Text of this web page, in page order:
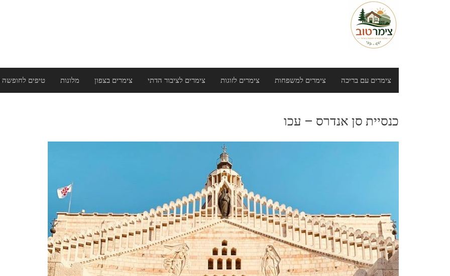
צימרים עם בריכה צימרים למשפחות צימרים לזוגות צימרים לציבור הדתי צימרים בצפון מלונות טיפים לחופשה
כנסיית סן אנדרס – עכו